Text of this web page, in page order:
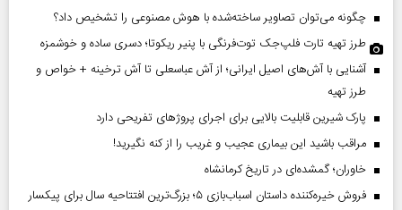
چگونه می‌توان تصاویر ساخته‌شده با هوش مصنوعی را تشخیص داد؟
طرز تهیه تارت فلپ‌جک توت‌فرنگی با پنیر ریکوتا؛ دسری ساده و خوشمزه
آشنایی با آش‌های اصیل ایرانی؛ از آش عباسعلی تا آش ترخینه + خواص و
طرز تهیه
پارک شیرین قابلیت‌ بالایی برای اجرای پروژهای تفریحی دارد
مراقب باشید این بیماری عجیب و غریب را از کنه نگیرید!
خاوران؛ گمشده‌ای در تاریخ کرمانشاه
فروش خیره‌کننده داستان اسباب‌بازی ۵؛ بزرگ‌ترین افتتاحیه سال برای پیکسار